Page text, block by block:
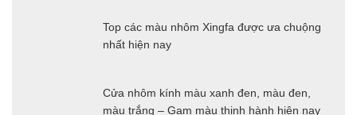
Top các màu nhôm Xingfa được ưa chuộng
nhất hiện nay
Cửa nhôm kính màu xanh đen, màu đen,
màu trắng – Gam màu thịnh hành hiện nay